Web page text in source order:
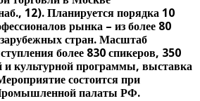
12). Планируется порядка 10
рынка – из более 80
стран. Масштаб
более 830 спикеров, 350
и культурной программы, выставка
состоится при
палаты РФ.